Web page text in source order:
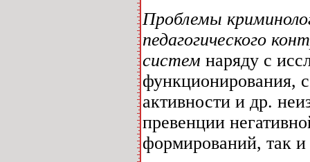
Проблемы
педагогического
систем наряду с
функционирования,
активности и др.
превенции
формирований, так